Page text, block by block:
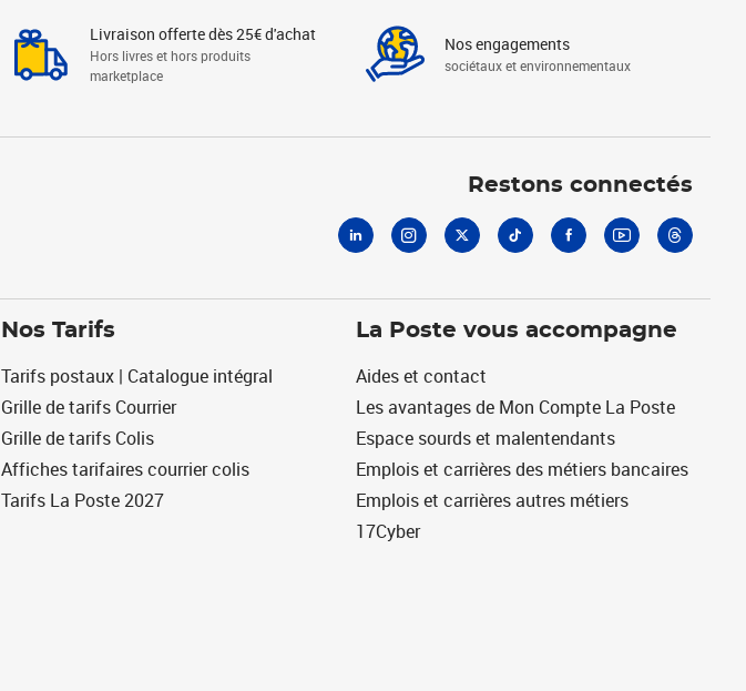
Livraison offerte dès 25€ d'achat
Hors livres et hors produits
marketplace
Nos engagements
sociétaux et environnementaux
Restons connectés
Nos Tarifs
Tarifs postaux | Catalogue intégral
Grille de tarifs Courrier
Grille de tarifs Colis
Affiches tarifaires courrier colis
Tarifs La Poste 2027
La Poste vous accompagne
Aides et contact
Les avantages de Mon Compte La Poste
Espace sourds et malentendants
Emplois et carrières des métiers bancaires
Emplois et carrières autres métiers
17Cyber